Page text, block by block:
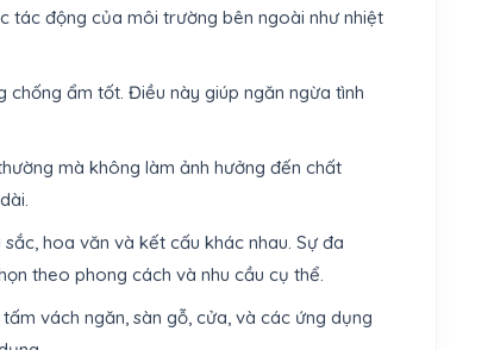
tác động của môi trường bên ngoài như nhiệt
ẩm tốt. Điều này giúp ngăn ngừa tình
mà không làm ảnh hưởng đến chất
hoa văn và kết cấu khác nhau. Sự đa
theo phong cách và nhu cầu cụ thể.
vách ngăn, sàn gỗ, cửa, và các ứng dụng